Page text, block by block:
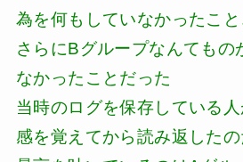
為を何もしていなかったこと
さらにBグループなんてもの
なかったことだった
当時のログを保存している
感を覚えてから読み返したの